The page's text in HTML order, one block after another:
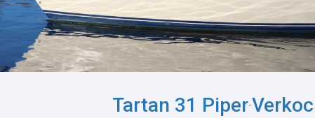
Tartan 31 Piper-